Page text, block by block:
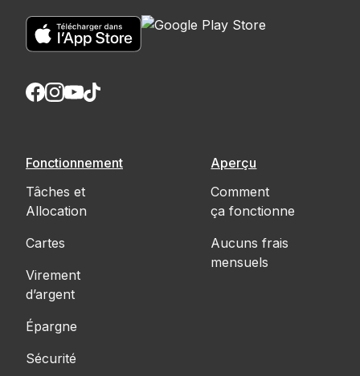
Fonctionnement
Tâches et
Allocation
Cartes
Virement
d’argent
Épargne
Sécurité
Aperçu
Comment
ça fonctionne
Aucuns frais
mensuels